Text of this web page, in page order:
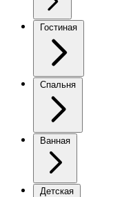
Гостиная
Спальня
Ванная
Детская